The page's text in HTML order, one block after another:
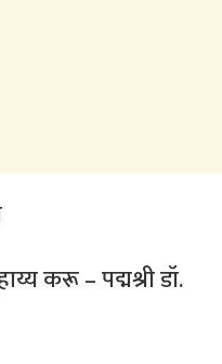
करू – पद्मश्री डॉ.